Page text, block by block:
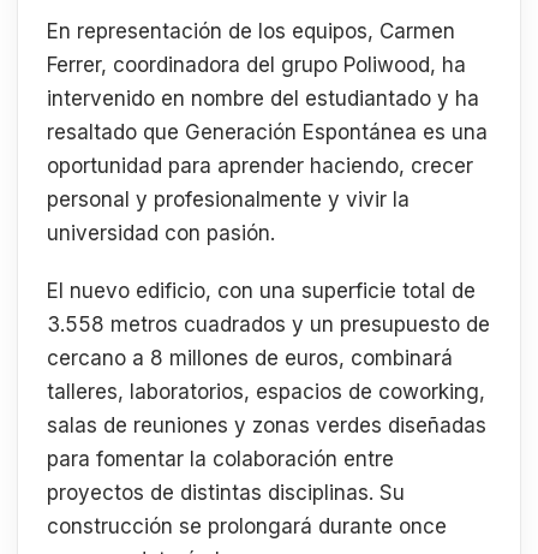
En representación de los equipos, Carmen
Ferrer, coordinadora del grupo Poliwood, ha
intervenido en nombre del estudiantado y ha
resaltado que Generación Espontánea es una
oportunidad para aprender haciendo, crecer
personal y profesionalmente y vivir la
universidad con pasión.
El nuevo edificio, con una superficie total de
3.558 metros cuadrados y un presupuesto de
cercano a 8 millones de euros, combinará
talleres, laboratorios, espacios de coworking,
salas de reuniones y zonas verdes diseñadas
para fomentar la colaboración entre
proyectos de distintas disciplinas. Su
construcción se prolongará durante once